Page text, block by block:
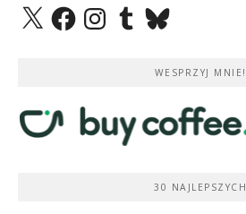
X FacebookInstagramTumblrBluesky
WESPRZYJ MNIE!
30 NAJLEPSZYCH